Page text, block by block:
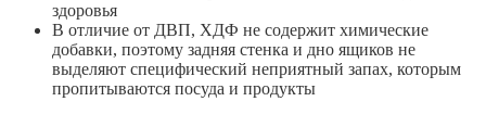
здоровья
В отличие от ДВП, ХДФ не содержит химические
добавки, поэтому задняя стенка и дно ящиков не
выделяют специфический неприятный запах, которым
пропитываются посуда и продукты